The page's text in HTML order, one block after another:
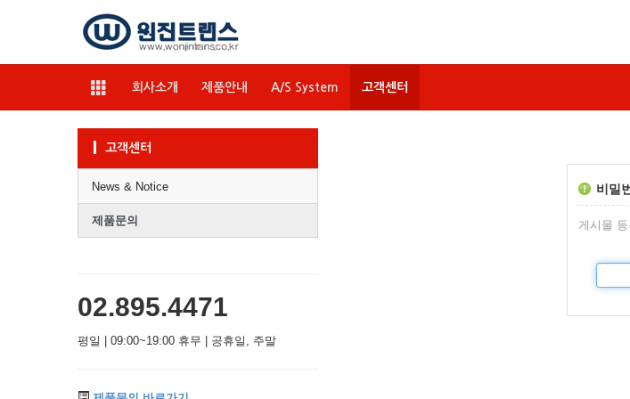
회사소개 제품안내 A/S System 고객센터
고객센터
News & Notice
제품문의
02.895.4471
평일 | 09:00~19:00 휴무 | 공휴일, 주말
비밀
게시물